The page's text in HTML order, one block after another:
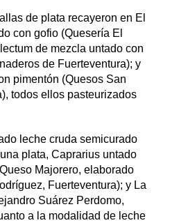
de plata recayeron en El
con gofio (Quesería El
de mezcla untado con
de Fuerteventura); y
pimentón (Quesos San
todos ellos pasteurizados
leche cruda semicurado
plata, Caprarius untado
Majorero, elaborado
Fuerteventura); y La
Suárez Perdomo,
a la modalidad de leche